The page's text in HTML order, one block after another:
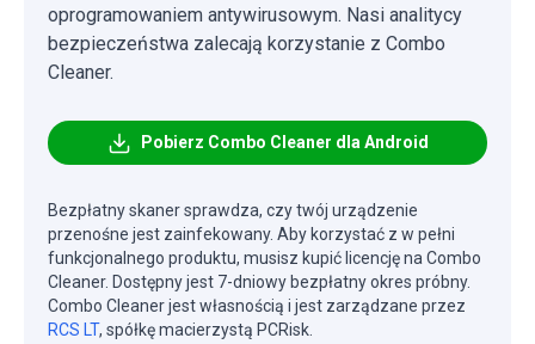
oprogramowaniem antywirusowym. Nasi analitycy
bezpieczeństwa zalecają korzystanie z Combo
Cleaner.
Pobierz Combo Cleaner dla Android
Bezpłatny skaner sprawdza, czy twój urządzenie
przenośne jest zainfekowany. Aby korzystać z w pełni
funkcjonalnego produktu, musisz kupić licencję na Combo
Cleaner. Dostępny jest 7-dniowy bezpłatny okres próbny.
Combo Cleaner jest własnością i jest zarządzane przez
RCS LT, spółkę macierzystą PCRisk.